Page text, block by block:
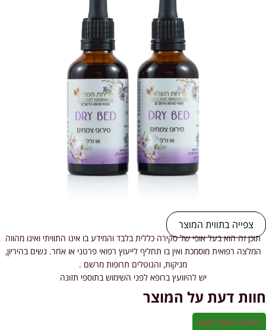
צפייה בתווית המוצר
תוכן זה הוא בעל אופי של סקירה כללית בלבד והמידע בו אינו התוויתי ואינו מהווה
המלצה רפואית מוסמכת ואין בו תחליף לייעוץ רפואי פרטני או אחר. נשים בהיריון,
מניקות, והנוטלים תרופות מרשם .
יש להיוועץ ברופא לפני השימוש בתוספי תזונה
חוות דעת על המוצר
כתיבת חוות דעת